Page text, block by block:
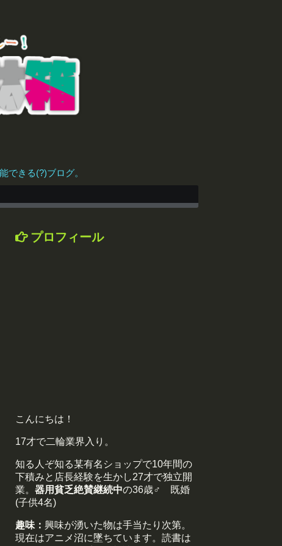
できる(?)ブログ。
プロフィール
こんにちは！
17才で二輪業界入り。
知る人ぞ知る某有名ショップで10年間の
下積みと店長経験を生かし27才で独立開
業。 器用貧乏絶賛継続中の36歳♂ 既婚
(子供4名)
趣味： 興味が湧いた物は手当たり次第。
現在はアニメ沼に墜ちています。読書は